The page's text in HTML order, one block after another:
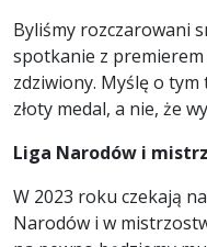
Byliśmy rozczarowani
spotkanie z premierem
zdziwiony. Myślę o
złoty medal, a nie, że
Liga Narodów i
W 2023 roku czekają
Narodów i w